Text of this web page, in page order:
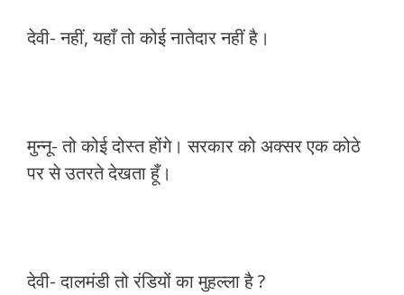
देवी- नहीं, यहाँ तो कोई नातेदार नहीं है।
मुन्नू- तो कोई दोस्त होंगे। सरकार को अक्सर एक कोठे
पर से उतरते देखता हूँ।
देवी- दालमंडी तो रंडियों का मुहल्ला है ?